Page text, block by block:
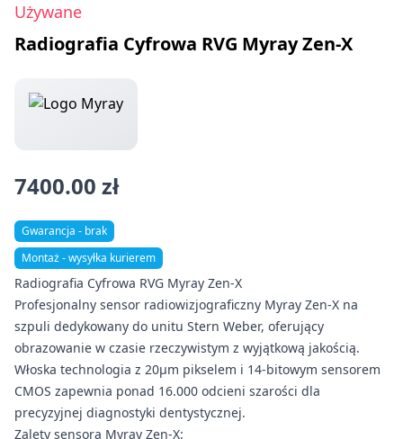
Używane
Radiografia Cyfrowa RVG Myray Zen-X
7400.00 zł
Gwarancja - brak
Montaż - wysyłka kurierem
Radiografia Cyfrowa RVG Myray Zen-X
Profesjonalny sensor radiowizjograficzny Myray Zen-X na
szpuli dedykowany do unitu Stern Weber, oferujący
obrazowanie w czasie rzeczywistym z wyjątkową jakością.
Włoska technologia z 20μm pikselem i 14-bitowym sensorem
CMOS zapewnia ponad 16.000 odcieni szarości dla
precyzyjnej diagnostyki dentystycznej.
Zalety sensora Myray Zen-X: